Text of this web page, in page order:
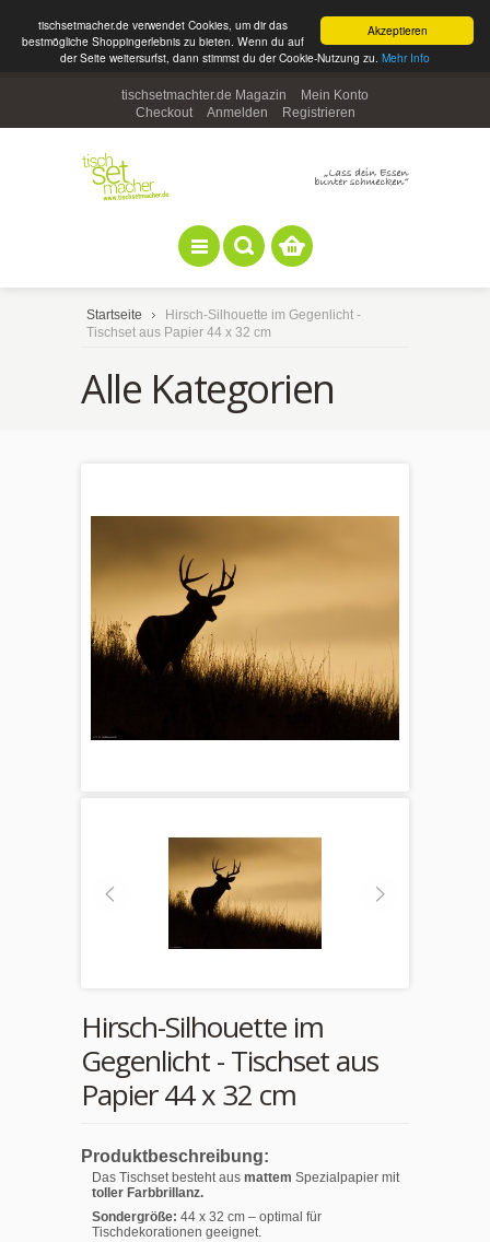
Akzeptieren
tischsetmacher.de verwendet Cookies, um dir das
bestmögliche Shoppingerlebnis zu bieten. Wenn du auf
der Seite weitersurfst, dann stimmst du der Cookie-Nutzung zu. Mehr Info
tischsetmachter.de Magazin
Mein Konto
Checkout
Anmelden Registrieren
Startseite
Hirsch-Silhouette im Gegenlicht -
Tischset aus Papier 44 x 32 cm
Alle Kategorien
Hirsch-Silhouette im
Gegenlicht - Tischset aus
Papier 44 x 32 cm
Produktbeschreibung:
Das Tischset besteht aus mattem Spezialpapier mit
toller Farbbrillanz.
Sondergröße: 44 x 32 cm – optimal für
Tischdekorationen geeignet.